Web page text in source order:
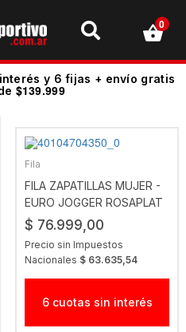
y 6 fijas + envío gratis
$139.999
0
Fila
FILA ZAPATILLAS MUJER -
EURO JOGGER ROSAPLAT
$ 76.999,00
Precio sin Impuestos
Nacionales $ 63.635,54
6 cuotas sin interés